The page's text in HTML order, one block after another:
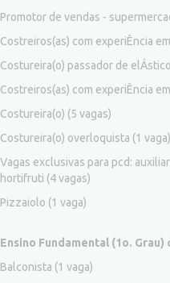
Promotor de vendas -
Costreiros(as) com experiÊncia
Costureira(o) passador de
Costreiros(as) com experiÊncia
Costureira(o) (5 vagas)
Costureira(o) overloquista (1 vaga)
Vagas exclusivas para pcd:
hortifruti (4 vagas)
Pizzaiolo (1 vaga)
Ensino Fundamental (1o. Grau)
Balconista (1 vaga)